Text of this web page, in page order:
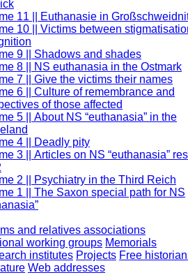
11 || Euthanasie in
10 || Victims between
9 || Shadows and shades
8 || NS euthanasia in the Ostmark
7 || Give the victims their names
6 || Culture of remembrance and
of those affected
5 || About NS “euthanasia” in the
4 || Deadly pity
3 || Articles on NS “euthanasia”
2 || Psychiatry in the Third Reich
1 || The Saxon special path for NS
and relatives associations
working groups Memorials
institutes Projects Free
Web addresses